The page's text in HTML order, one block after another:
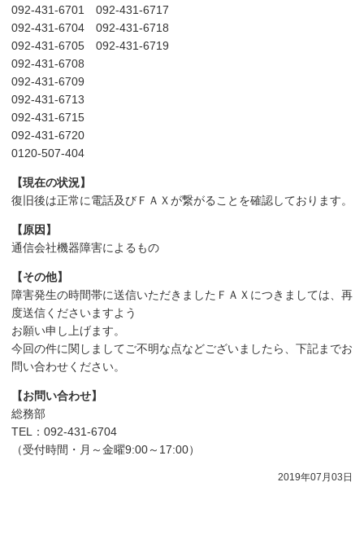
092-431-6701 092-431-6717
092-431-6704 092-431-6718
092-431-6705 092-431-6719
092-431-6708
092-431-6709
092-431-6713
092-431-6715
092-431-6720
0120-507-404
【現在の状況】
復旧後は正常に電話及びＦＡＸが繋がることを確認しております。
【原因】
通信会社機器障害によるもの
【その他】
障害発生の時間帯に送信いただきましたＦＡＸにつきましては、再
度送信くださいますよう
お願い申し上げます。
今回の件に関しましてご不明な点などございましたら、下記までお
問い合わせください。
【お問い合わせ】
総務部
TEL：092-431-6704
（受付時間・月～金曜9:00～17:00）
2019年07月03日